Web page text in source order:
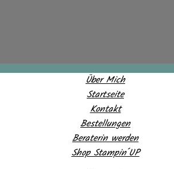
Über Mich
Startseite
Kontakt
Bestellungen
Beraterin werden
Shop Stampin´UP